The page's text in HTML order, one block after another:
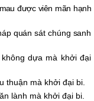
được viên mãn hạnh
quán sát chúng sanh
dựa mà khởi đại
thuận mà khởi đại bi.
lành mà khởi đại bi.